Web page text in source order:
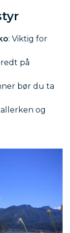
: Viktig for
på
bør du ta
og